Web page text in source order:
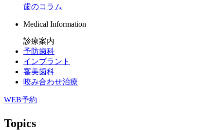
歯のコラム
Medical Information
診療案内
予防歯科
インプラント
審美歯科
咬み合わせ治療
WEB予約
Topics